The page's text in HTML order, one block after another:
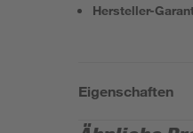
Hersteller-
Eigenschaften